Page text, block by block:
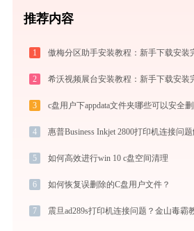
推荐内容
1 傲梅分区助手安装教程：新手下载安装
2 希沃视频展台安装教程：新手下载安装
3 c盘用户下appdata文件夹哪些可以安全删
4
5 如何高效进行win 10 c盘空间清理
6 如何恢复误删除的C盘用户文件？
7 震旦ad289s打印机连接问题？金山毒霸